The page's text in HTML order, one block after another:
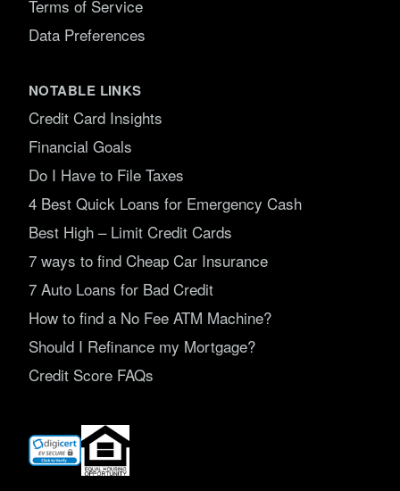
Terms of Service
Data Preferences
NOTABLE LINKS
Credit Card Insights
Financial Goals
Do I Have to File Taxes
4 Best Quick Loans for Emergency Cash
Best High – Limit Credit Cards
7 ways to find Cheap Car Insurance
7 Auto Loans for Bad Credit
How to find a No Fee ATM Machine?
Should I Refinance my Mortgage?
Credit Score FAQs
(opens
new